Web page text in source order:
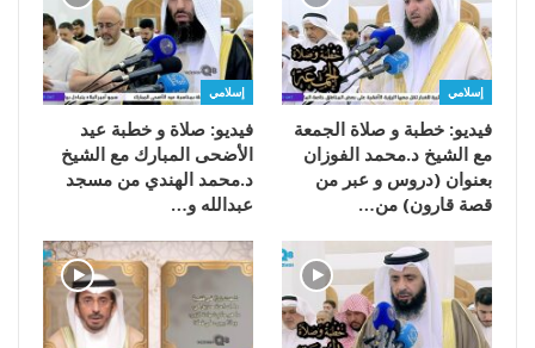
إسلامي
فيديو: خطبة و صلاة الجمعة
مع الشيخ د.محمد الفوزان
بعنوان (دروس و عبر من
قصة قارون) من…
إسلامي
فيديو: صلاة و خطبة عيد
الأضحى المبارك مع الشيخ
د.محمد الهندي من مسجد
عبدالله و…